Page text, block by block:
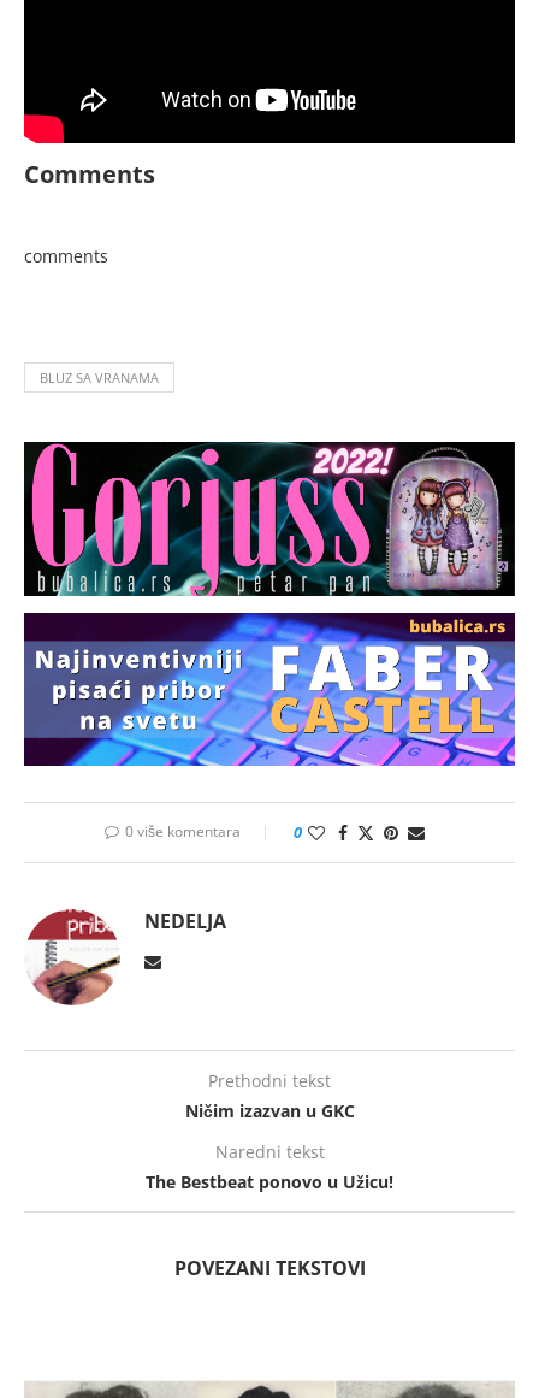
Comments
comments
BLUZ SA VRANAMA
0 više komentara 0
NEDELJA
Prethodni tekst
Ničim izazvan u GKC
Naredni tekst
The Bestbeat ponovo u Užicu!
POVEZANI TEKSTOVI